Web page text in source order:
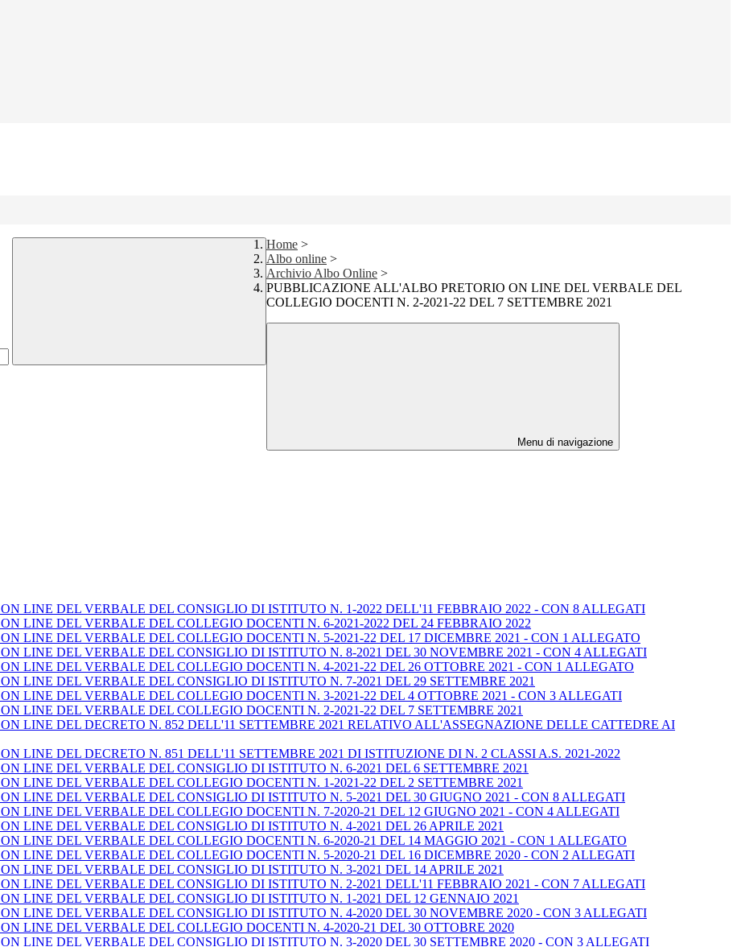
Home >
Albo online >
Archivio Albo Online >
PUBBLICAZIONE ALL'ALBO PRETORIO ON LINE DEL VERBALE DEL
COLLEGIO DOCENTI N. 2-2021-22 DEL 7 SETTEMBRE 2021
Menu di navigazione
LINE DEL VERBALE DEL CONSIGLIO DI ISTITUTO N. 1-2022 DELL'11 FEBBRAIO 2022 - CON 8 ALLEGATI
LINE DEL VERBALE DEL COLLEGIO DOCENTI N. 6-2021-2022 DEL 24 FEBBRAIO 2022
LINE DEL VERBALE DEL COLLEGIO DOCENTI N. 5-2021-22 DEL 17 DICEMBRE 2021 - CON 1 ALLEGATO
LINE DEL VERBALE DEL CONSIGLIO DI ISTITUTO N. 8-2021 DEL 30 NOVEMBRE 2021 - CON 4 ALLEGATI
LINE DEL VERBALE DEL COLLEGIO DOCENTI N. 4-2021-22 DEL 26 OTTOBRE 2021 - CON 1 ALLEGATO
LINE DEL VERBALE DEL CONSIGLIO DI ISTITUTO N. 7-2021 DEL 29 SETTEMBRE 2021
LINE DEL VERBALE DEL COLLEGIO DOCENTI N. 3-2021-22 DEL 4 OTTOBRE 2021 - CON 3 ALLEGATI
LINE DEL VERBALE DEL COLLEGIO DOCENTI N. 2-2021-22 DEL 7 SETTEMBRE 2021
LINE DEL DECRETO N. 852 DELL'11 SETTEMBRE 2021 RELATIVO ALL'ASSEGNAZIONE DELLE CATTEDRE AI
LINE DEL DECRETO N. 851 DELL'11 SETTEMBRE 2021 DI ISTITUZIONE DI N. 2 CLASSI A.S. 2021-2022
LINE DEL VERBALE DEL CONSIGLIO DI ISTITUTO N. 6-2021 DEL 6 SETTEMBRE 2021
LINE DEL VERBALE DEL COLLEGIO DOCENTI N. 1-2021-22 DEL 2 SETTEMBRE 2021
LINE DEL VERBALE DEL CONSIGLIO DI ISTITUTO N. 5-2021 DEL 30 GIUGNO 2021 - CON 8 ALLEGATI
LINE DEL VERBALE DEL COLLEGIO DOCENTI N. 7-2020-21 DEL 12 GIUGNO 2021 - CON 4 ALLEGATI
LINE DEL VERBALE DEL CONSIGLIO DI ISTITUTO N. 4-2021 DEL 26 APRILE 2021
LINE DEL VERBALE DEL COLLEGIO DOCENTI N. 6-2020-21 DEL 14 MAGGIO 2021 - CON 1 ALLEGATO
LINE DEL VERBALE DEL COLLEGIO DOCENTI N. 5-2020-21 DEL 16 DICEMBRE 2020 - CON 2 ALLEGATI
LINE DEL VERBALE DEL CONSIGLIO DI ISTITUTO N. 3-2021 DEL 14 APRILE 2021
LINE DEL VERBALE DEL CONSIGLIO DI ISTITUTO N. 2-2021 DELL'11 FEBBRAIO 2021 - CON 7 ALLEGATI
LINE DEL VERBALE DEL CONSIGLIO DI ISTITUTO N. 1-2021 DEL 12 GENNAIO 2021
LINE DEL VERBALE DEL CONSIGLIO DI ISTITUTO N. 4-2020 DEL 30 NOVEMBRE 2020 - CON 3 ALLEGATI
LINE DEL VERBALE DEL COLLEGIO DOCENTI N. 4-2020-21 DEL 30 OTTOBRE 2020
LINE DEL VERBALE DEL CONSIGLIO DI ISTITUTO N. 3-2020 DEL 30 SETTEMBRE 2020 - CON 3 ALLEGATI